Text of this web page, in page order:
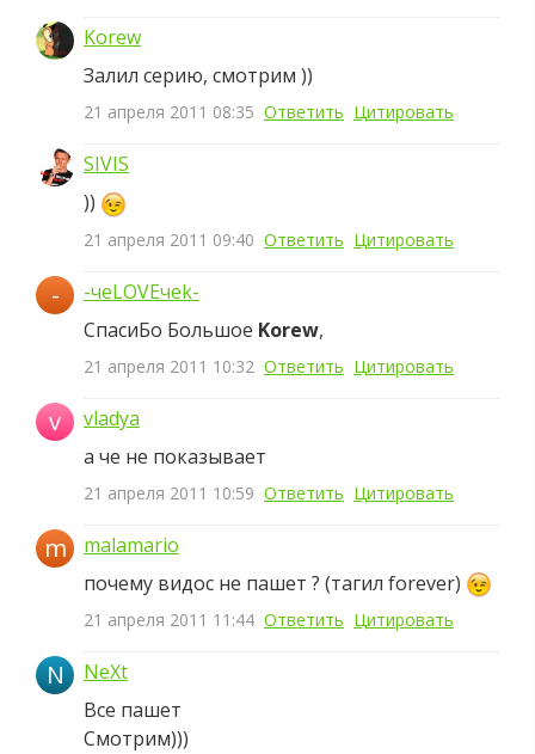
Korew
Залил серию, смотрим ))
21 апреля 2011 08:35 Ответить Цитировать
SIVIS
))
21 апреля 2011 09:40 Ответить Цитировать
-
-чеLOVEчеk-
CпасиБо Большое Korew,
21 апреля 2011 10:32 Ответить Цитировать
v
vladya
а че не показывает
21 апреля 2011 10:59 Ответить Цитировать
m
malamario
почему видос не пашет ? (тагил forever)
21 апреля 2011 11:44 Ответить Цитировать
N
NeXt
Все пашет
Смотрим)))